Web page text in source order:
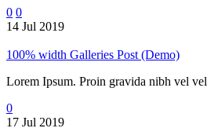
0 0
14 Jul 2019
100% width Galleries Post (Demo)
Lorem Ipsum. Proin gravida nibh vel
0
17 Jul 2019